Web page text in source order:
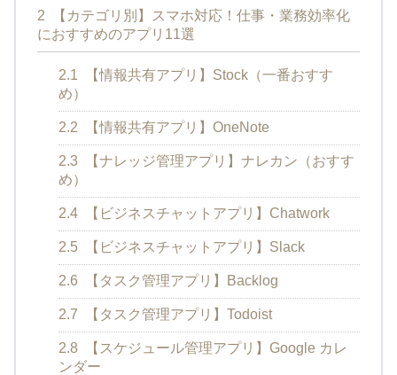
2
【カテゴリ別】スマホ対応！仕事・業務効率化
におすすめのアプリ11選
2.1
【情報共有アプリ】Stock（一番おすす
め）
2.2 【情報共有アプリ】OneNote
2.3
【ナレッジ管理アプリ】ナレカン（おすす
め）
2.4 【ビジネスチャットアプリ】Chatwork
2.5 【ビジネスチャットアプリ】Slack
2.6 【タスク管理アプリ】Backlog
2.7 【タスク管理アプリ】Todoist
2.8
【スケジュール管理アプリ】Google カレ
ンダー